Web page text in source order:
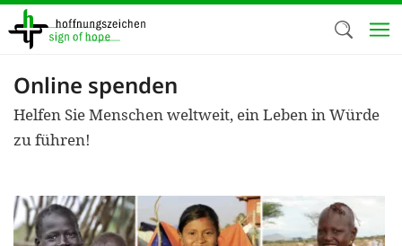
Direkt
zum
Inhalt
Online spenden
Helfen Sie Menschen weltweit, ein Leben in Würde
zu führen!
Wir
nutzen